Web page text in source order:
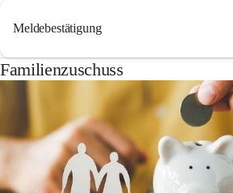
Meldebestätigung
Familienzuschuss